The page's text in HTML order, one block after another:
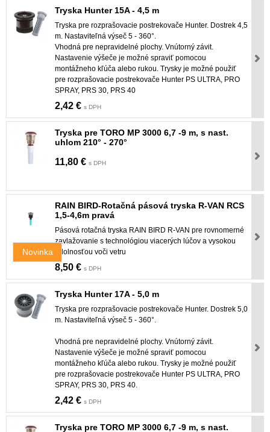
Tryska Hunter 15A - 4,5 m
Tryska pre rozprašovacie postrekovače Hunter. Dostrek 4,5
m. Nastaviteľná výseč 5 - 360°.
Vhodná pre nepravidelné plochy. Vnútorný závit.
Nastavenie výšeče je možné spraviť pomocou
montážneho kľúča alebo rukou. Trysky je možné použiť
pre rozprašovacie postrekovače Hunter PS ULTRA, PRO
SPRAY, PRS 30, PRS 40
2,42 € s DPH
Tryska pre TORO MP 3000 6,7 -9 m, s nast.
uhlom 210° - 270°
11,80 € s DPH
Novinka
RAIN BIRD-Rotačná pásová tryska R-VAN RCS
1,5-4,6m pravá
Pásová rotačná tryska RAIN BIRD R-VAN pre rovnomerné
zavlažovanie s technológiou viacerých lúčov a vysokou
odolnosťou voči vetru
8,50 € s DPH
Tryska Hunter 17A - 5,0 m
Tryska pre rozprašovacie postrekovače Hunter. Dostrek 5,0
m. Nastaviteľná výseč 5 - 360°.
Vhodná pre nepravidelné plochy. Vnútorný závit.
Nastavenie výšeče je možné spraviť pomocou
montážneho kľúča alebo rukou. Trysky je možné použiť
pre rozprašovacie postrekovače Hunter PS ULTRA, PRO
SPRAY, PRS 30, PRS 40.
2,42 € s DPH
Tryska pre TORO MP 3000 6,7 -9 m, s nast.